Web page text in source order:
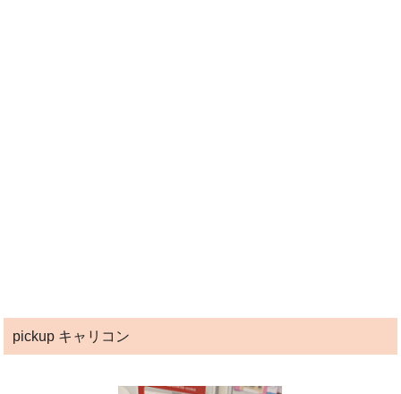
pickup キャリコン